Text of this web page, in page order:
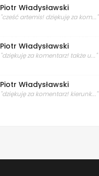
Piotr Władysławski
"cześć artemis! dziękuję za kom..."
Piotr Władysławski
"dziękuję za komentarz! także u..."
Piotr Władysławski
"dziękuję za komentarz! kierunk..."